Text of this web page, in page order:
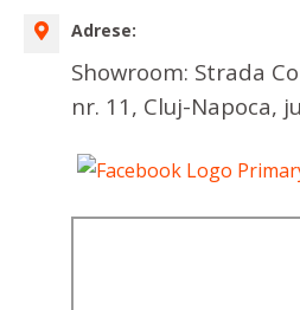
Adrese:
Showroom: Strada
nr. 11, Cluj-Napoca,